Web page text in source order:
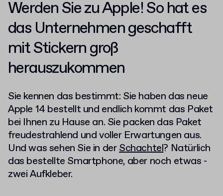
Werden Sie zu Apple!So hat es
das Unternehmen geschafft
mit Stickern groß
herauszukommen
Sie kennen das bestimmt: Sie haben das neue
Apple 14 bestellt und endlich kommt das Paket
bei Ihnen zu Hause an. Sie packen das Paket
freudestrahlend und voller Erwartungen aus.
Und was sehen Sie in derSchachtel? Natürlich
das bestellte Smartphone, aber noch etwas -
zwei Aufkleber.